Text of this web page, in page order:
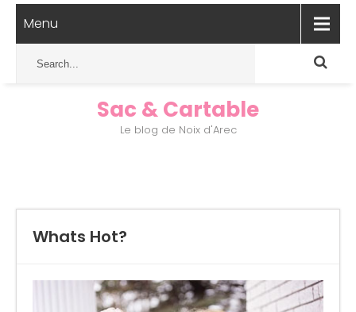
Menu
Sac & Cartable
Le blog de Noix d'Arec
Whats Hot?